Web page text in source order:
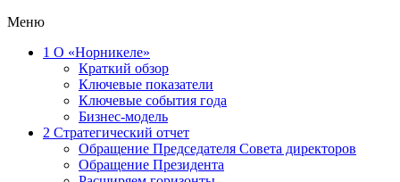
Меню
1 О «Норникеле»
Краткий обзор
Ключевые показатели
Ключевые события года
Бизнес-модель
2 Стратегический отчет
Обращение Председателя Совета директоров
Обращение Президента